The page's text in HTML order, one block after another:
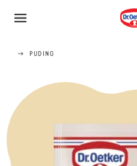
PUDING